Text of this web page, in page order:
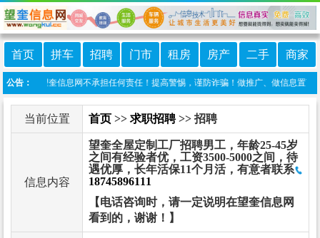
首页 拼车 招聘 门市 租房 房产 二手 商家
公告：
布，望奎信息网不承担任何责任！提高警惕，谨防诈骗！做推广、做信息置顶！
当前位置 首页 >> 求职招聘>> 招聘
信息内容
望奎全屋定制工厂招聘男工，年龄25-45岁
之间有经验者优，工资3500-5000之间，待
遇优厚，长年活保11个月活，有意者联系
18745896111
【电话咨询时，请一定说明在望奎信息网
看到的，谢谢！】